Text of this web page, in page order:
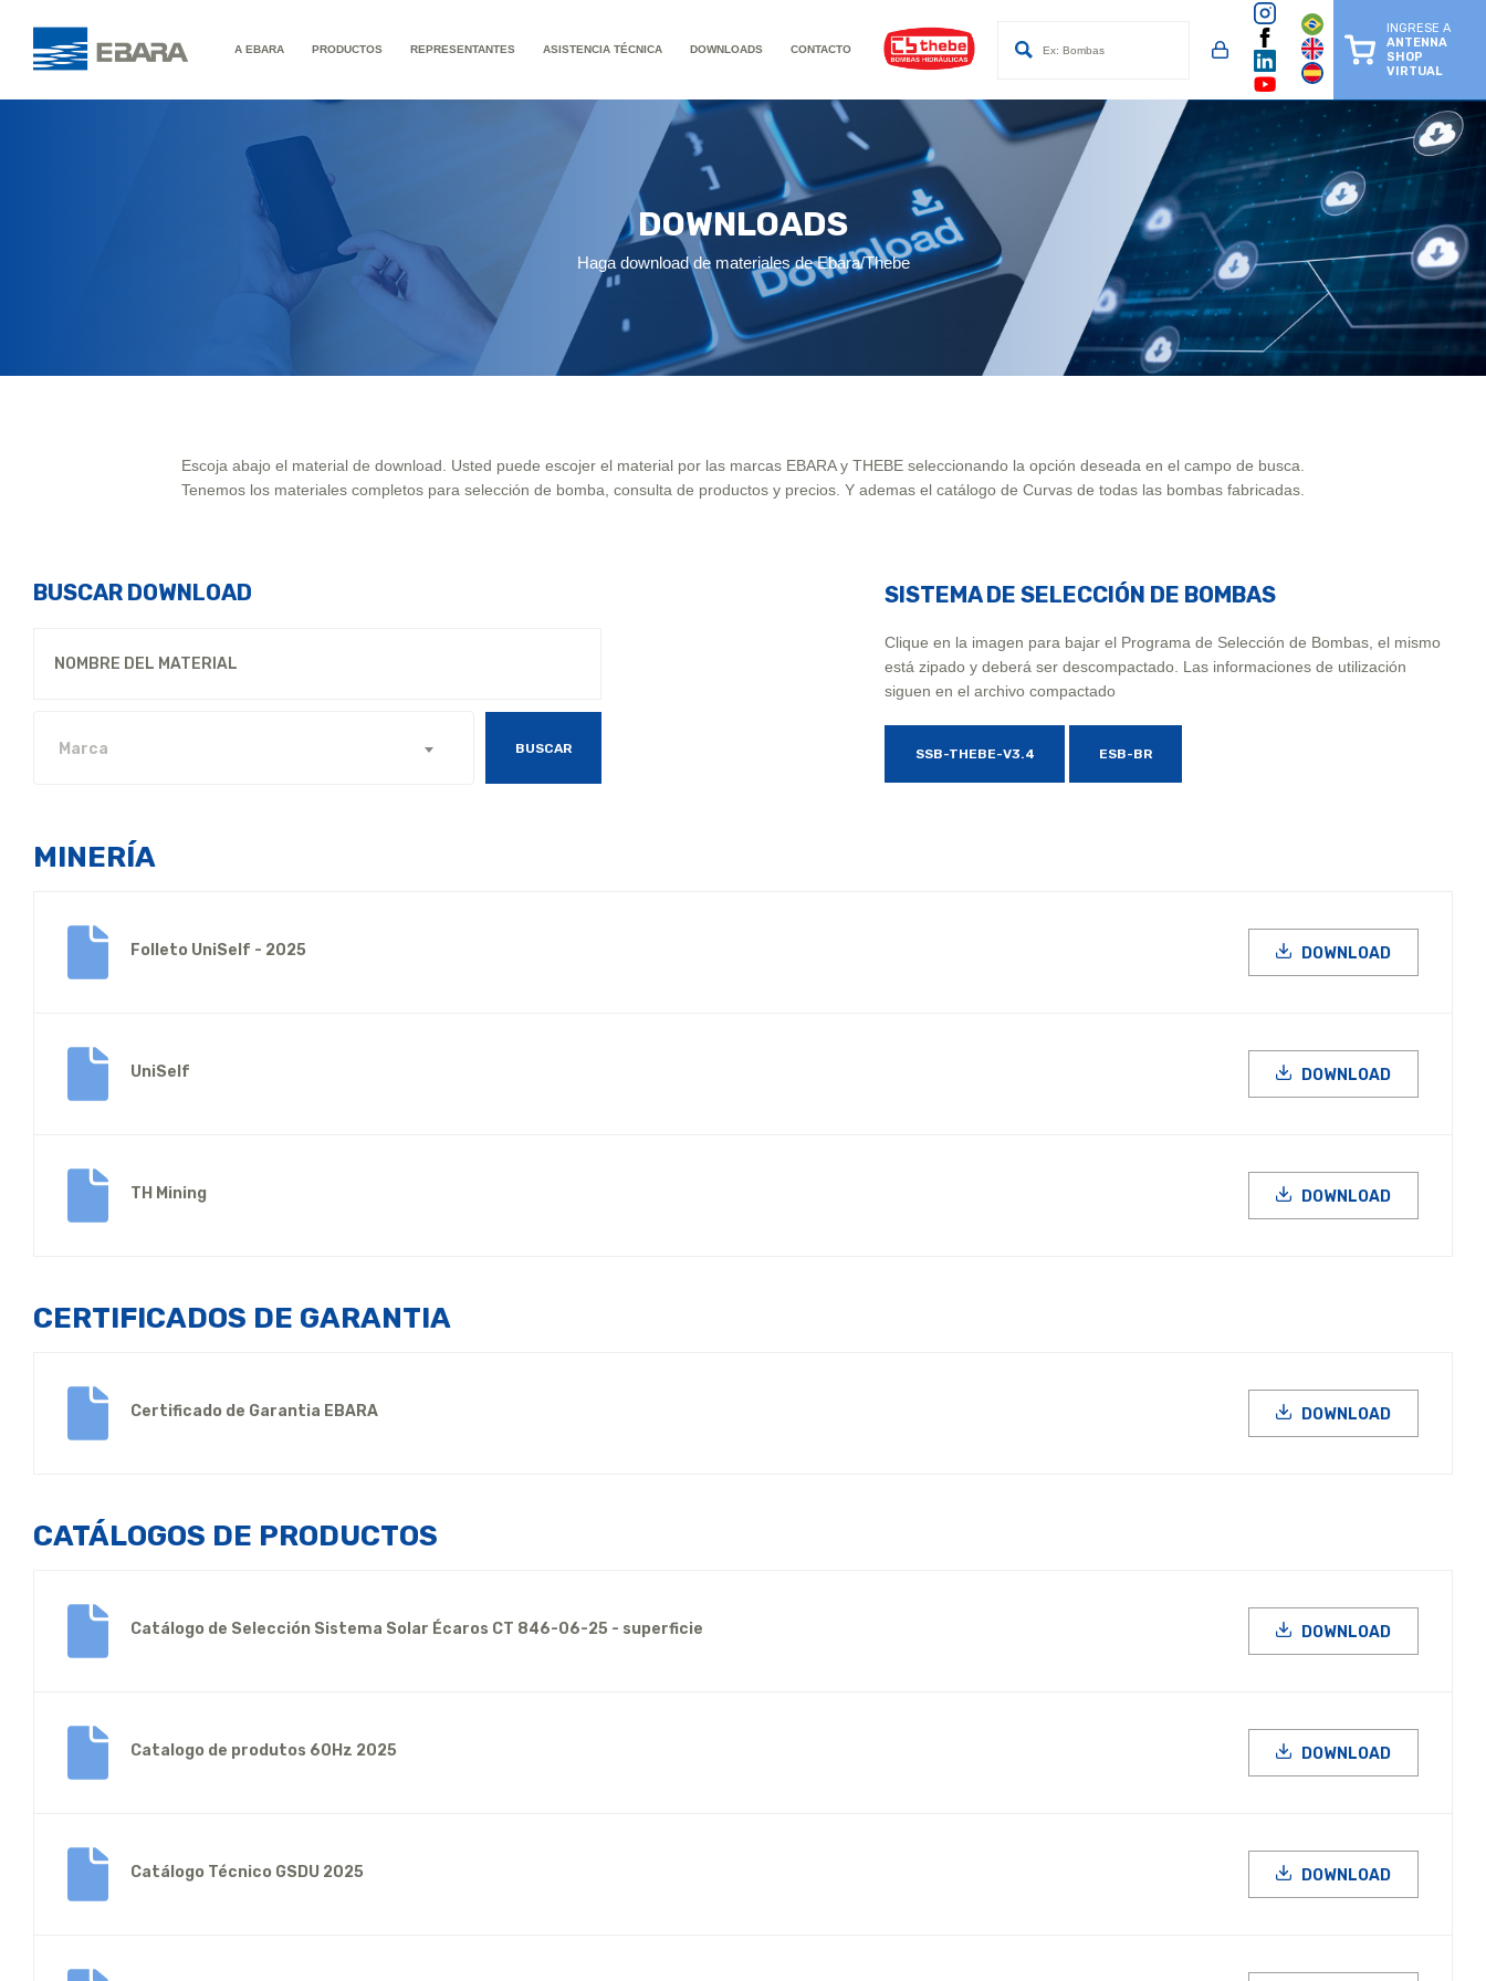
A EBARA PRODUCTOS REPRESENTANTES ASISTENCIA TÉCNICA DOWNLOADS CONTACTO
INGRESE A
ANTENNA
SHOP
VIRTUAL
DOWNLOADS
Haga download de materiales de Ebara/Thebe
Escoja abajo el material de download. Usted puede escojer el material por las marcas EBARA y THEBE seleccionando la opción deseada en el campo de busca.
Tenemos los materiales completos para selección de bomba, consulta de productos y precios. Y ademas el catálogo de Curvas de todas las bombas fabricadas.
BUSCAR DOWNLOAD
Marca BUSCAR
SISTEMA DE SELECCIÓN DE BOMBAS
Clique en la imagen para bajar el Programa de Selección de Bombas, el mismo
está zipado y deberá ser descompactado. Las informaciones de utilización
siguen en el archivo compactado
SSB-THEBE-V3.4 ESB-BR
MINERÍA
Folleto UniSelf - 2025 DOWNLOAD
UniSelf DOWNLOAD
TH Mining DOWNLOAD
CERTIFICADOS DE GARANTIA
Certificado de Garantia EBARA DOWNLOAD
CATÁLOGOS DE PRODUCTOS
Catálogo de Selección Sistema Solar Écaros CT 846-06-25 - superficie DOWNLOAD
Catalogo de produtos 60Hz 2025 DOWNLOAD
Catálogo Técnico GSDU 2025 DOWNLOAD